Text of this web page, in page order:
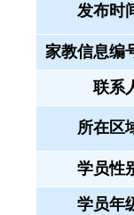
发布时
家教信息编
联系
所在区
学员性
学员年